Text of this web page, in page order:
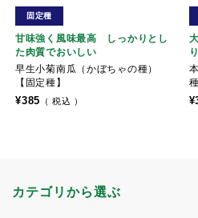
甘味強く風味最高 しっかりとし
た肉質でおいしい
早生小菊南瓜（かぼちゃの種）
【固定種】
固定種
¥385 税込 ¥
カテゴリから選ぶ